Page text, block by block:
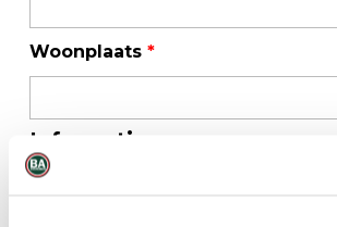
Woonplaats *
Informatie
Uw bericht